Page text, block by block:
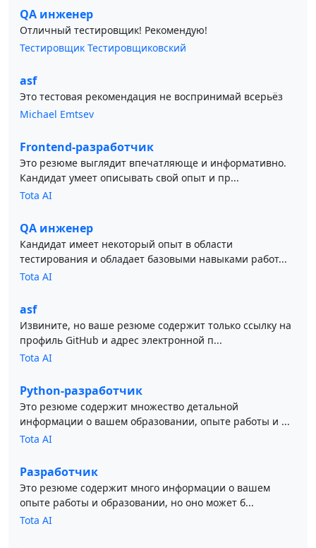
QA инженер
Отличный тестировщик! Рекомендую!
Тестировщик Тестировщиковский
asf
Это тестовая рекомендация не воспринимай всерьёз
Michael Emtsev
Frontend-разработчик
Это резюме выглядит впечатляюще и информативно.
Кандидат умеет описывать свой опыт и пр...
Tota AI
QA инженер
Кандидат имеет некоторый опыт в области
тестирования и обладает базовыми навыками работ...
Tota AI
asf
Извините, но ваше резюме содержит только ссылку на
профиль GitHub и адрес электронной п...
Tota AI
Python-разработчик
Это резюме содержит множество детальной
информации о вашем образовании, опыте работы и ...
Tota AI
Разработчик
Это резюме содержит много информации о вашем
опыте работы и образовании, но оно может б...
Tota AI